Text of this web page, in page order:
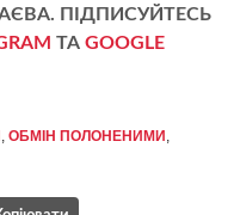
ПІДПИСУЙТЕСЬ
ТА GOOGLE
, ОБМІН ПОЛОНЕНИМИ ,